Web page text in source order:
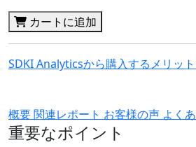
カートに追加
SDKI Analyticsから購入するメリット
概要関連レポート お客様の声 よく
重要なポイント